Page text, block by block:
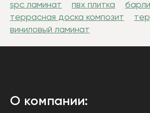
spc ламинат пвх плитка
террасная доска композит
виниловый ламинат
О компании: